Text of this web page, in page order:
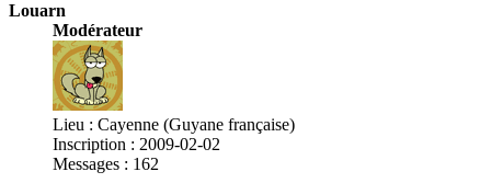
Louarn
Modérateur
Lieu : Cayenne (Guyane française)
Inscription : 2009-02-02
Messages : 162